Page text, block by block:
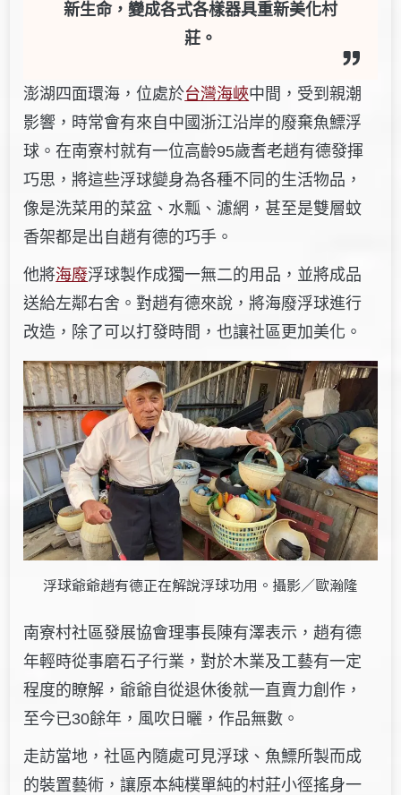
新生命，變成各式各樣器具重新美化村
莊。
澎湖四面環海，位處於台灣海峽中間，受到親潮
影響，時常會有來自中國浙江沿岸的廢棄魚鰾浮
球。在南寮村就有一位高齡95歲耆老趙有德發揮
巧思，將這些浮球變身為各種不同的生活物品，
像是洗菜用的菜盆、水瓢、濾網，甚至是雙層蚊
香架都是出自趙有德的巧手。
他將海廢浮球製作成獨一無二的用品，並將成品
送給左鄰右舍。對趙有德來說，將海廢浮球進行
改造，除了可以打發時間，也讓社區更加美化。
浮球爺爺趙有德正在解說浮球功用。攝影／歐瀚隆
南寮村社區發展協會理事長陳有澤表示，趙有德
年輕時從事磨石子行業，對於木業及工藝有一定
程度的瞭解，爺爺自從退休後就一直賣力創作，
至今已30餘年，風吹日曬，作品無數。
走訪當地，社區內隨處可見浮球、魚鰾所製而成
的裝置藝術，讓原本純樸單純的村莊小徑搖身一